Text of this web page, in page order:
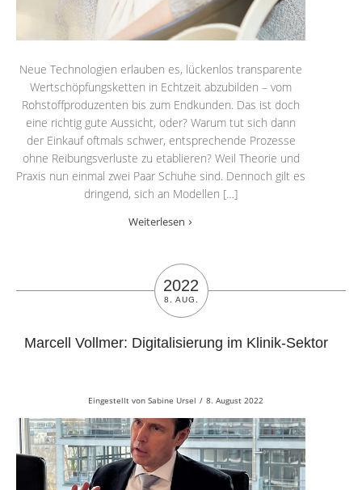
Neue Technologien erlauben es, lückenlos transparente
Wertschöpfungsketten in Echtzeit abzubilden – vom
Rohstoffproduzenten bis zum Endkunden. Das ist doch
eine richtig gute Aussicht, oder? Warum tut sich dann
der Einkauf oftmals schwer, entsprechende Prozesse
ohne Reibungsverluste zu etablieren? Weil Theorie und
Praxis nun einmal zwei Paar Schuhe sind. Dennoch gilt es
dringend, sich an Modellen […]
Weiterlesen
2022
8. AUG.
Marcell Vollmer: Digitalisierung im Klinik-Sektor
Eingestellt vonSabine Ursel / 8. August 2022